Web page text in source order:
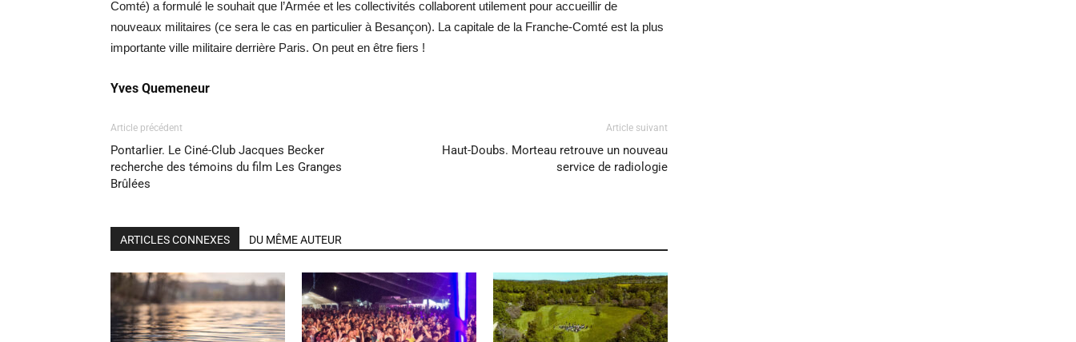
Comté) a formulé le souhait que l’Armée et les collectivités collaborent utilement pour accueillir de
nouveaux militaires (ce sera le cas en particulier à Besançon). La capitale de la Franche-Comté est la plus
importante ville militaire derrière Paris. On peut en être fiers !
Yves Quemeneur
Article précédent
Pontarlier. Le Ciné-Club Jacques Becker
recherche des témoins du film Les Granges
Brûlées
Article suivant
Haut-Doubs. Morteau retrouve un nouveau
service de radiologie
ARTICLES CONNEXES DU MÊME AUTEUR